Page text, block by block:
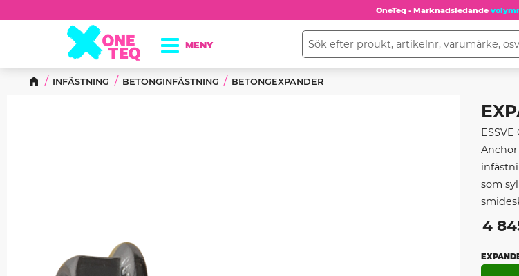
OneTeq - Marknadsledande
INFÄSTNING BETONGINFÄSTNING BETONGEXPANDER
som
4